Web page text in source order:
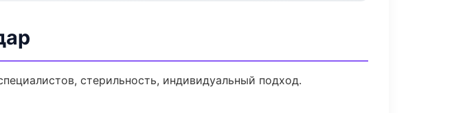
стерильность, индивидуальный подход.